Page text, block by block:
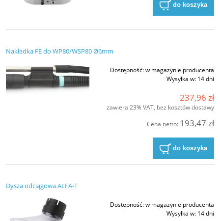
do koszyka
Nakładka FE do WP80/WSP80 Ø6mm
Dostępność:w magazynie producenta
Wysyłka w: 14 dni
237,96 zł
zawiera 23% VAT, bez kosztów dostawy
Cena netto: 193,47 zł
do koszyka
Dysza odciągowa ALFA-T
Dostępność:w magazynie producenta
Wysyłka w: 14 dni